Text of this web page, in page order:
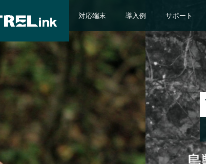
対応端末 導入例 サポート